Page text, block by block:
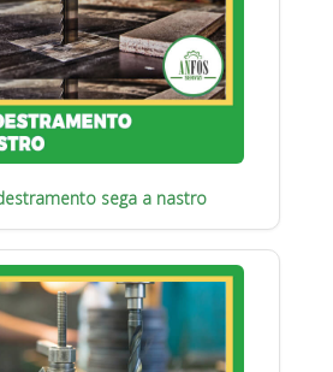
sega a nastro